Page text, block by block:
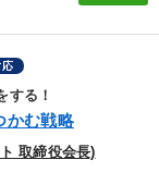
応
する！
かむ戦略
取締役会長)